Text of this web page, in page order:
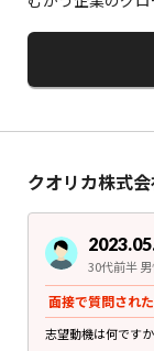
クオリカ株式
30代前半
面接で質問され
志望動機は何ですか